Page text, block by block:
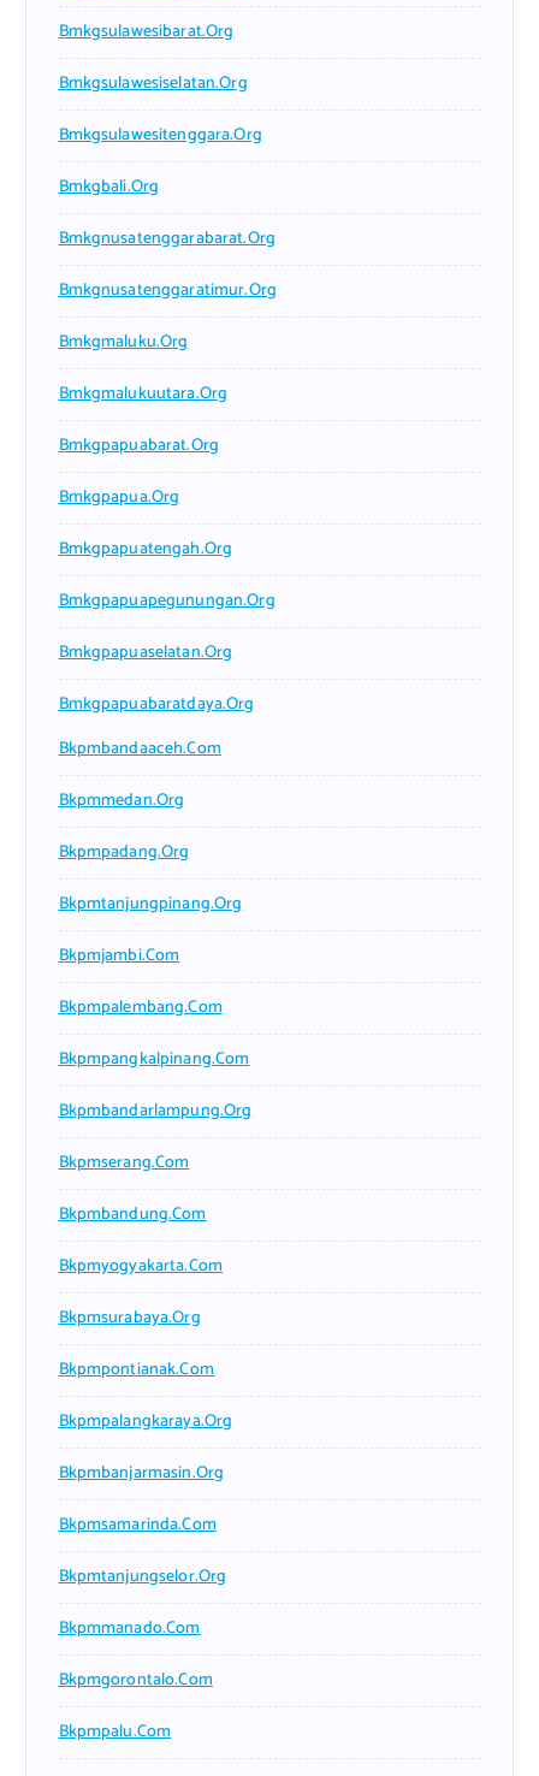
Bmkgsulawesibarat.org
Bmkgsulawesiselatan.org
Bmkgsulawesitenggara.org
Bmkgbali.org
Bmkgnusatenggarabarat.org
Bmkgnusatenggaratimur.org
Bmkgmaluku.org
Bmkgmalukuutara.org
Bmkgpapuabarat.org
Bmkgpapua.org
Bmkgpapuatengah.org
Bmkgpapuapegunungan.org
Bmkgpapuaselatan.org
Bmkgpapuabaratdaya.org
Bkpmbandaaceh.com
Bkpmmedan.org
Bkpmpadang.org
Bkpmtanjungpinang.org
Bkpmjambi.com
Bkpmpalembang.com
Bkpmpangkalpinang.com
Bkpmbandarlampung.org
Bkpmserang.com
Bkpmbandung.com
Bkpmyogyakarta.com
Bkpmsurabaya.org
Bkpmpontianak.com
Bkpmpalangkaraya.org
Bkpmbanjarmasin.org
Bkpmsamarinda.com
Bkpmtanjungselor.org
Bkpmmanado.com
Bkpmgorontalo.com
Bkpmpalu.com